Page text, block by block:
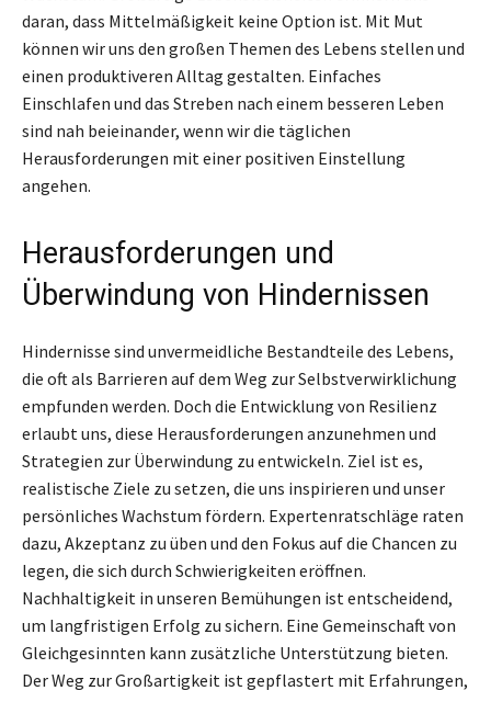
daran, dass Mittelmäßigkeit keine Option ist. Mit Mut
können wir uns den großen Themen des Lebens stellen und
einen produktiveren Alltag gestalten. Einfaches
Einschlafen und das Streben nach einem besseren Leben
sind nah beieinander, wenn wir die täglichen
Herausforderungen mit einer positiven Einstellung
angehen.
Herausforderungen und
Überwindung von Hindernissen
Hindernisse sind unvermeidliche Bestandteile des Lebens,
die oft als Barrieren auf dem Weg zur Selbstverwirklichung
empfunden werden. Doch die Entwicklung von Resilienz
erlaubt uns, diese Herausforderungen anzunehmen und
Strategien zur Überwindung zu entwickeln. Ziel ist es,
realistische Ziele zu setzen, die uns inspirieren und unser
persönliches Wachstum fördern. Expertenratschläge raten
dazu, Akzeptanz zu üben und den Fokus auf die Chancen zu
legen, die sich durch Schwierigkeiten eröffnen.
Nachhaltigkeit in unseren Bemühungen ist entscheidend,
um langfristigen Erfolg zu sichern. Eine Gemeinschaft von
Gleichgesinnten kann zusätzliche Unterstützung bieten.
Der Weg zur Großartigkeit ist gepflastert mit Erfahrungen,